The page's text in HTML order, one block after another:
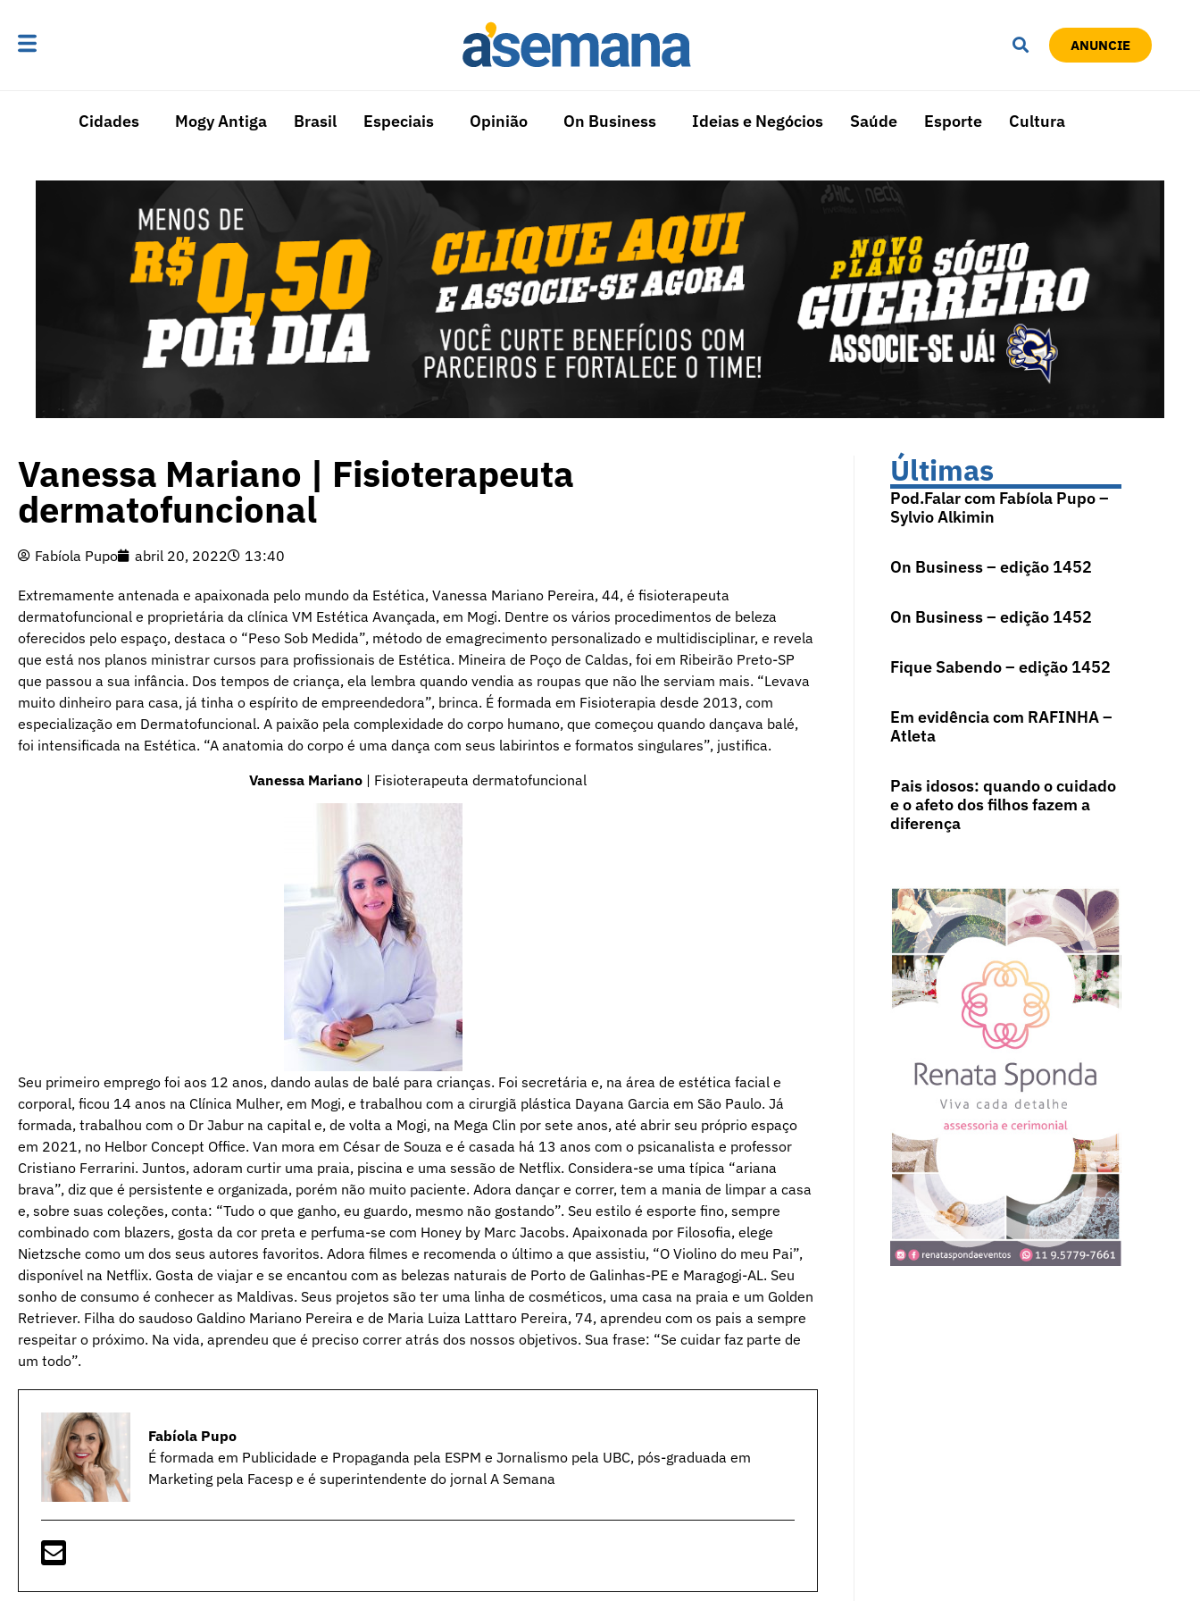
ANUNCIE
Cidades Mogy Antiga Brasil Especiais Opinião On Business Ideias e Negócios Saúde Esporte Cultura
Vanessa Mariano | Fisioterapeuta
dermatofuncional
Fabíola Pupo abril 20, 2022 13:40
Extremamente antenada e apaixonada pelo mundo da Estética, Vanessa Mariano Pereira, 44, é fisioterapeuta
dermatofuncional e proprietária da clínica VM Estética Avançada, em Mogi. Dentre os vários procedimentos de beleza
oferecidos pelo espaço, destaca o “Peso Sob Medida”, método de emagrecimento personalizado e multidisciplinar, e revela
que está nos planos ministrar cursos para profissionais de Estética. Mineira de Poço de Caldas, foi em Ribeirão Preto-SP
que passou a sua infância. Dos tempos de criança, ela lembra quando vendia as roupas que não lhe serviam mais. “Levava
muito dinheiro para casa, já tinha o espírito de empreendedora”, brinca. É formada em Fisioterapia desde 2013, com
especialização em Dermatofuncional. A paixão pela complexidade do corpo humano, que começou quando dançava balé,
foi intensificada na Estética. “A anatomia do corpo é uma dança com seus labirintos e formatos singulares”, justifica.
Vanessa Mariano| Fisioterapeuta dermatofuncional
Seu primeiro emprego foi aos 12 anos, dando aulas de balé para crianças. Foi secretária e, na área de estética facial e
corporal, ficou 14 anos na Clínica Mulher, em Mogi, e trabalhou com a cirurgiã plástica Dayana Garcia em São Paulo. Já
formada, trabalhou com o Dr Jabur na capital e, de volta a Mogi, na Mega Clin por sete anos, até abrir seu próprio espaço
em 2021, no Helbor Concept Office. Van mora em César de Souza e é casada há 13 anos com o psicanalista e professor
Cristiano Ferrarini. Juntos, adoram curtir uma praia, piscina e uma sessão de Netflix. Considera-se uma típica “ariana
brava”, diz que é persistente e organizada, porém não muito paciente. Adora dançar e correr, tem a mania de limpar a casa
e, sobre suas coleções, conta: “Tudo o que ganho, eu guardo, mesmo não gostando”. Seu estilo é esporte fino, sempre
combinado com blazers, gosta da cor preta e perfuma-se com Honey by Marc Jacobs. Apaixonada por Filosofia, elege
Nietzsche como um dos seus autores favoritos. Adora filmes e recomenda o último a que assistiu, “O Violino do meu Pai”,
disponível na Netflix. Gosta de viajar e se encantou com as belezas naturais de Porto de Galinhas-PE e Maragogi-AL. Seu
sonho de consumo é conhecer as Maldivas. Seus projetos são ter uma linha de cosméticos, uma casa na praia e um Golden
Retriever. Filha do saudoso Galdino Mariano Pereira e de Maria Luiza Latttaro Pereira, 74, aprendeu com os pais a sempre
respeitar o próximo. Na vida, aprendeu que é preciso correr atrás dos nossos objetivos. Sua frase: “Se cuidar faz parte de
um todo”.
Fabíola Pupo
É formada em Publicidade e Propaganda pela ESPM e Jornalismo pela UBC, pós-graduada em
Marketing pela Facesp e é superintendente do jornal A Semana
Últimas
Pod.Falar com Fabíola Pupo –
Sylvio Alkimin
On Business – edição 1452
On Business – edição 1452
Fique Sabendo – edição 1452
Em evidência com RAFINHA –
Atleta
Pais idosos: quando o cuidado
e o afeto dos filhos fazem a
diferença